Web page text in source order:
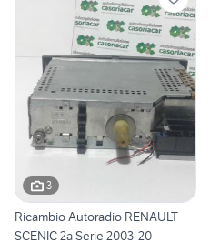
3
Ricambio Autoradio RENAULT
SCENIC 2a Serie 2003-20